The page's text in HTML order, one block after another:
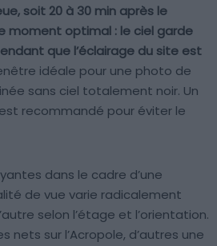
soit 20 à 30 min après le
moment optimal : le ciel garde
que l’éclairage du site est
idéale pour une photo de
sans ciel totalement noir. Un
recommandé pour éviter le
dans le cadre d’une
de vue varie radicalement
selon l’étage et l’orientation.
nets sur l’Acropole, d’autres une